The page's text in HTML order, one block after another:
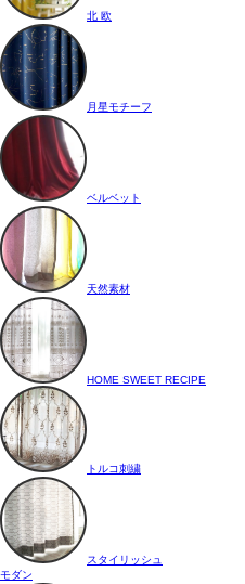
北 欧
月星モチーフ
ベルベット
天然素材
HOME SWEET RECIPE
トルコ刺繍
スタイリッシュ
モダン